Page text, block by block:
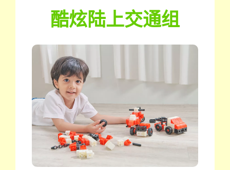
酷炫陆上交通组